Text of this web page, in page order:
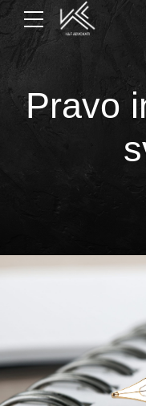
Pravo